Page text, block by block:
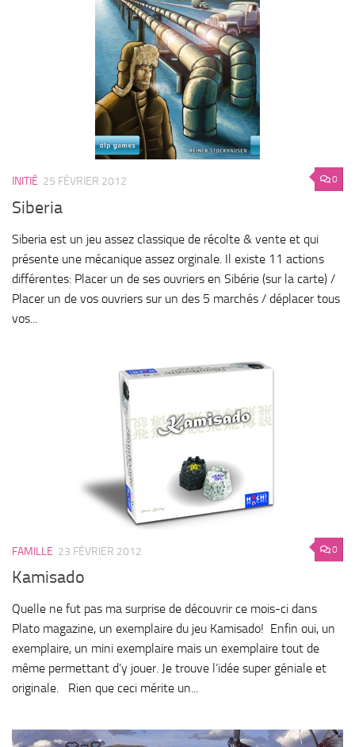
0
INITIÉ 25 FÉVRIER 2012
Siberia
Siberia est un jeu assez classique de récolte & vente et qui
présente une mécanique assez orginale. Il existe 11 actions
différentes: Placer un de ses ouvriers en Sibérie (sur la carte) /
Placer un de vos ouvriers sur un des 5 marchés / déplacer tous
vos...
0
FAMILLE 23 FÉVRIER 2012
Kamisado
Quelle ne fut pas ma surprise de découvrir ce mois-ci dans
Plato magazine, un exemplaire du jeu Kamisado! Enfin oui, un
exemplaire, un mini exemplaire mais un exemplaire tout de
même permettant d’y jouer. Je trouve l’idée super géniale et
originale. Rien que ceci mérite un...